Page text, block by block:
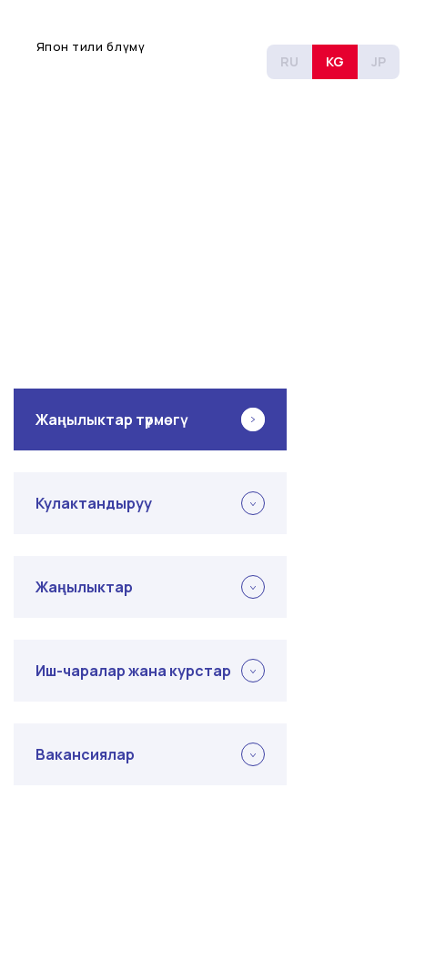
Япон тили бөлүмү
RU KG JP
Жаңылыктар түрмөгү
Кулактандыруу
Жаңылыктар
Иш-чаралар жана курстар
Вакансиялар